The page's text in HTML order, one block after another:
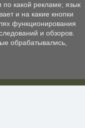
по какой рекламе; язык
и на какие кнопки
функционирования
и обзоров.
обрабатывались,